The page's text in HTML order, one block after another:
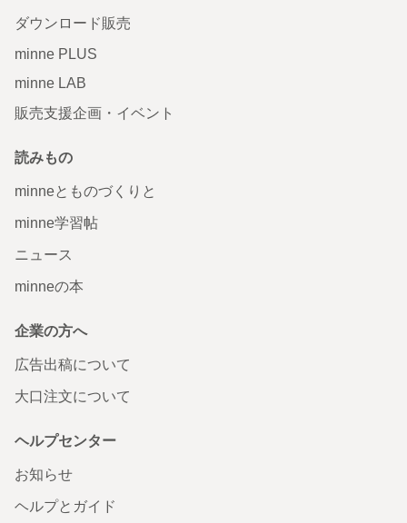
ダウンロード販売
minne PLUS
minne LAB
販売支援企画・イベント
読みもの
minneとものづくりと
minne学習帖
ニュース
minneの本
企業の方へ
広告出稿について
大口注文について
ヘルプセンター
お知らせ
ヘルプとガイド